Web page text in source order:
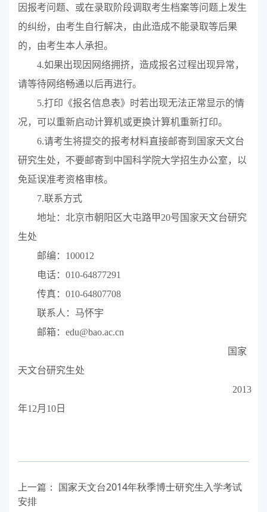
因报考问题、或在录取阶段调取考生档案等问题上发生
的纠纷，由考生自行解决，由此造成不能录取等后果
的，由考生本人承担。
4.如果出现因网络拥挤，造成报名过程出现异常，
请等待网络畅通以后再进行。
5.打印《报名信息表》时若出现无法正常显示的情
况，可以重新启动计算机或更换计算机重新打印。
6.请考生将提交的报考材料直接邮寄到国家天文台
研究生处，不要邮寄到中国科学院大学招生办公室，以
免延误准考资格审核。
7.联系方式
地址：北京市朝阳区大屯路甲20号国家天文台研究
生处
邮编： 100012
电话： 010-64877291
传真： 010-64807708
联系人：马怀宇
邮箱： edu@bao.ac.cn
国家
天文台研究生处
2013
年12月 10 日
上一篇： 国家天文台2014年秋季博士研究生入学考试
安排